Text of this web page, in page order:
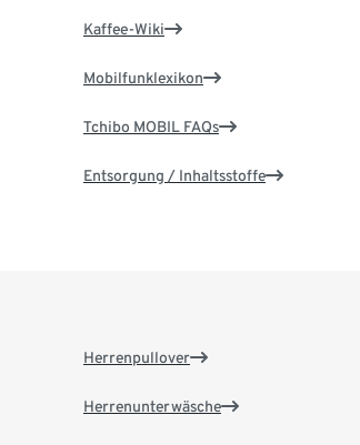
Kaffee-Wiki
Mobilfunklexikon
Tchibo MOBIL FAQs
Entsorgung / Inhaltsstoffe
Herrenpullover
Herrenunterwäsche